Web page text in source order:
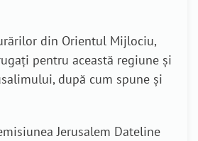
din Orientul Mijlociu,
pentru această regiune și
după cum spune și
Jerusalem Dateline